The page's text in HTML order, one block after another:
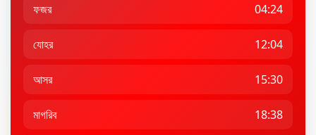
ফজর 04:24
যোহর 12:04
আসর 15:30
মাগরিব 18:38